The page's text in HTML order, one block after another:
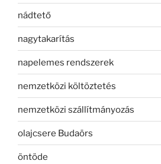
nádtető
nagytakarítás
napelemes rendszerek
nemzetközi költöztetés
nemzetközi szállítmányozás
olajcsere Budaörs
öntöde